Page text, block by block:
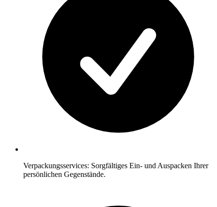
Verpackungsservices: Sorgfältiges Ein- und Auspacken Ihrer
persönlichen Gegenstände.